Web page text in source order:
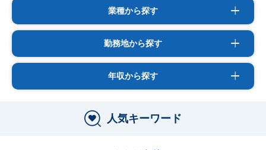
業種から探す
勤務地から探す
年収から探す
人気キーワード